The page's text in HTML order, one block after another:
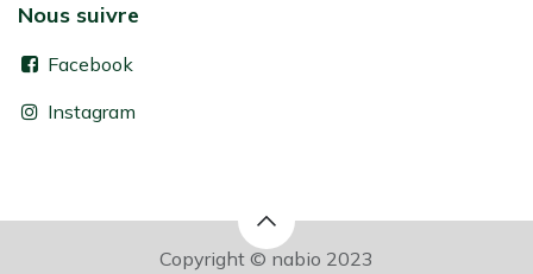
Nous suivre
Facebook
Instagram
Copyright © nabio 2023